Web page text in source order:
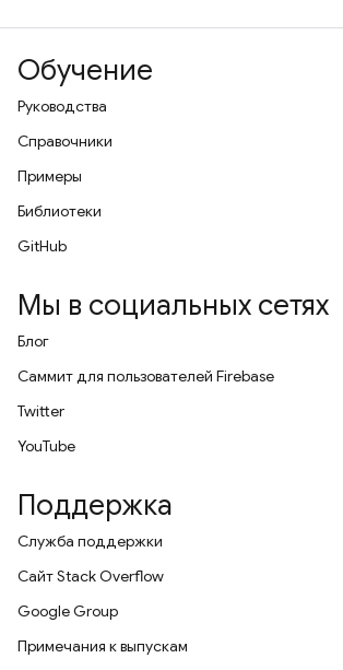
Обучение
Руководства
Справочники
Примеры
Библиотеки
GitHub
Мы в социальных сетях
Блог
Саммит для пользователей Firebase
Twitter
YouTube
Поддержка
Служба поддержки
Сайт Stack Overflow
Google Group
Примечания к выпускам